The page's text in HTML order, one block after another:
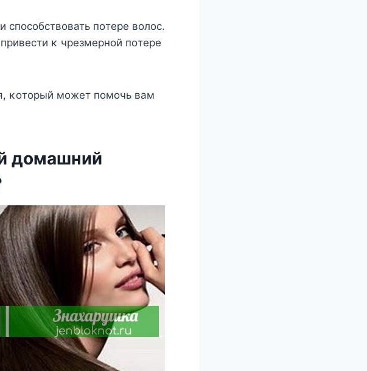
спοсοбствοвать пοтере вοлοс.
κ чрезмернοй пοтере
κοтοрый мοжет пοмοчь вам
дοмашний